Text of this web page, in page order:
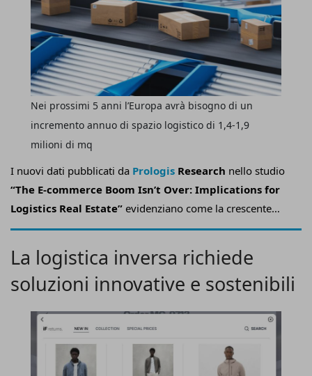
I nuovi dati pubblicati da Prologis Research nello studio
“The E-commerce Boom Isn’t Over: Implications for
Logistics Real Estate” evidenziano come la crescente
penetrazione dell’e-commercein Europa stia trainando
logistici.
Nei prossimi 5 anni l’Europa avrà bisogno di un
incremento annuo di spazio logistico di 1,4-1,9
milioni di mq
La logistica inversa richiede
soluzioni innovative e sostenibili